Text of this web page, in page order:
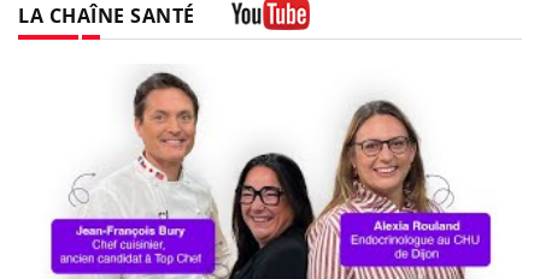
LA CHAÎNE SANTÉ